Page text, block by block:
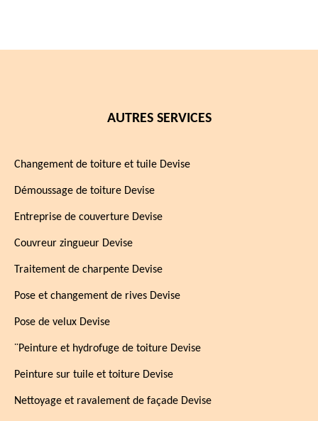
AUTRES SERVICES
Changement de toiture et tuile Devise
Démoussage de toiture Devise
Entreprise de couverture Devise
Couvreur zingueur Devise
Traitement de charpente Devise
Pose et changement de rives Devise
Pose de velux Devise
¨Peinture et hydrofuge de toiture Devise
Peinture sur tuile et toiture Devise
Nettoyage et ravalement de façade Devise